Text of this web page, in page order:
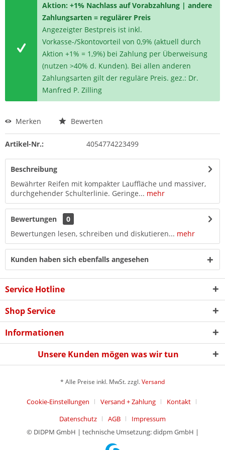
Aktion: +1% Nachlass auf Vorabzahlung | andere
Zahlungsarten = regulärer Preis
Angezeigter Bestpreis ist inkl.
Vorkasse-/Skontovorteil von 0,9% (aktuell durch
Aktion +1% = 1,9%) bei Zahlung per Überweisung
(nutzen >40% d. Kunden). Bei allen anderen
Zahlungsarten gilt der reguläre Preis. gez.: Dr.
Manfred P. Zilling
Merken Bewerten
Artikel-Nr.: 4054774223499
Beschreibung
Bewährter Reifen mit kompakter Lauffläche und massiver,
durchgehender Schulterlinie. Geringe... mehr
Bewertungen
0
Bewertungen lesen, schreiben und diskutieren... mehr
Kunden haben sich ebenfalls angesehen
Service Hotline
Shop Service
Informationen
Unsere Kunden mögen was wir tun
* Alle Preise inkl. MwSt. zzgl.Versand
Cookie-Einstellungen Versand + Zahlung
Kontakt
Datenschutz
AGB
Impressum
© DIDPM GmbH | technische Umsetzung: didpm GmbH |